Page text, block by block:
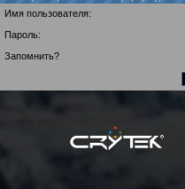
Имя пользователя:
Пароль:
Запомнить?